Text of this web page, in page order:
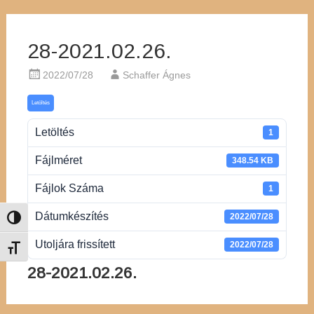
Nagy kontraszt váltása
Betűméret váltása
28-2021.02.26.
2022/07/28 Schaffer Ágnes
Letöltés
Letöltés 1
Fájlméret 348.54 KB
Fájlok Száma 1
Dátumkészítés 2022/07/28
Utoljára frissített 2022/07/28
28-2021.02.26.